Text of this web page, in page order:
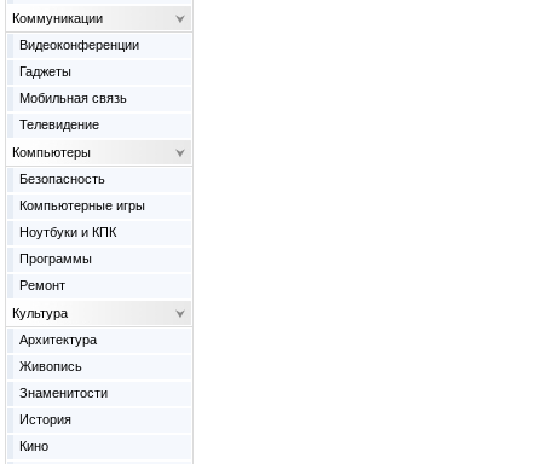
Коммуникации
Видеоконференции
Гаджеты
Мобильная связь
Телевидение
Компьютеры
Безопасность
Компьютерные игры
Ноутбуки и КПК
Программы
Ремонт
Культура
Архитектура
Живопись
Знаменитости
История
Кино